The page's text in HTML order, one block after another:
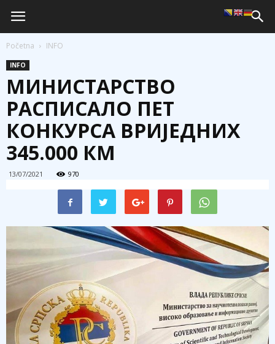
Početna INFO
INFO
МИНИСТАРСТВО
РАСПИСАЛО ПЕТ
КОНКУРСА ВРИЈЕДНИХ
345.000 КМ
13/07/2021 970